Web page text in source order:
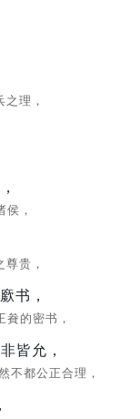
之理，
侯，
尊贵，
书，
貵的密书，
皆允，
不都公正合理，